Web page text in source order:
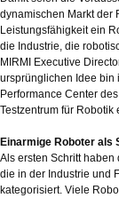
dynamischen Markt der
Leistungsfähigkeit ein
die Industrie, die
MIRMI Executive
ursprünglichen Idee bin
Performance Center
Testzentrum für Robotik
Einarmige Roboter als
Als ersten Schritt
die in der Industrie und
kategorisiert. Viele